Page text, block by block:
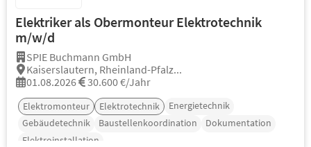
Elektriker als Obermonteur Elektrotechnik
m/w/d
SPIE Buchmann GmbH
Kaiserslautern, Rheinland-Pfalz...
01.08.2026
30.600 €/Jahr
Elektromonteur Elektrotechnik
Energietechnik
Gebäudetechnik
Baustellenkoordination
Dokumentation
Elektroinstallation